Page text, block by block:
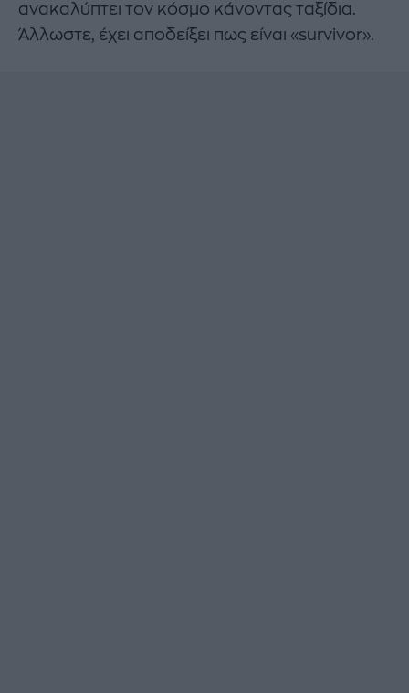
ανακαλύπτει τον κόσμο κάνοντας ταξίδια.
Άλλωστε, έχει αποδείξει πως είναι «survivor».